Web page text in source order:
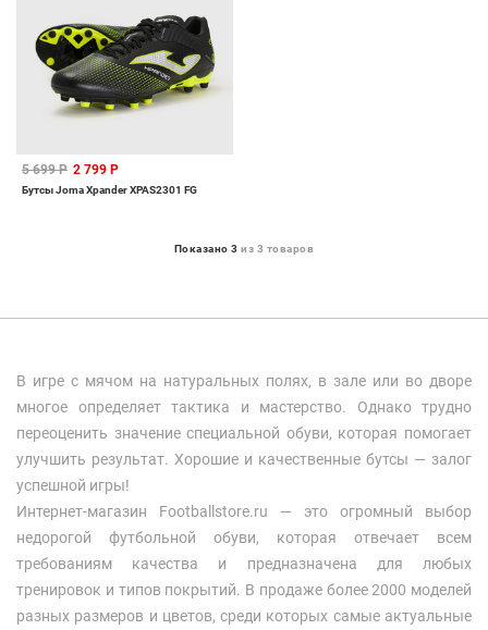
5 699 Р 2 799 Р
Бутсы Joma Xpander XPAS2301 FG
Показано 3 из 3 товаров
В игре с мячом на натуральных полях, в зале или во дворе
многое определяет тактика и мастерство. Однако трудно
переоценить значение специальной обуви, которая помогает
улучшить результат. Хорошие и качественные бутсы — залог
успешной игры!
Интернет-магазин Footballstore.ru — это огромный выбор
недорогой футбольной обуви, которая отвечает всем
требованиям качества и предназначена для любых
тренировок и типов покрытий. В продаже более 2000 моделей
разных размеров и цветов, среди которых самые актуальные